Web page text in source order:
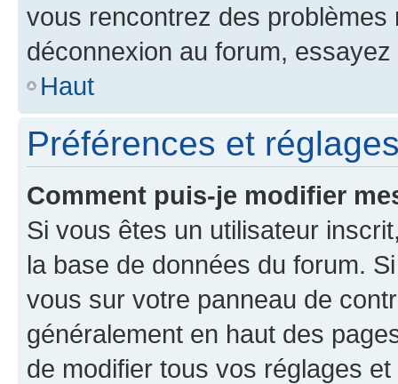
vous rencontrez des
déconnexion au forum,
Haut
Préférences et
Comment puis-je modifier
Si vous êtes un utilisateur
la base de données du forum.
vous sur votre panneau de
généralement en haut des
de modifier tous vos réglages